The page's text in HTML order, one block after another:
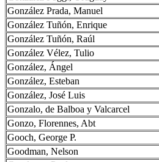
González Prada, Manuel
González Tuñón, Enrique
González Tuñón, Raúl
González Vélez, Tulio
González, Ángel
González, Esteban
González, José Luis
Gonzalo, de Balboa y Valcarcel
Gonzo, Florennes, Abt
Gooch, George P.
Goodman, Nelson